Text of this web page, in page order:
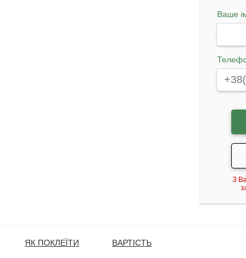
Ваше
З
ЯК ПОКЛЕЇТИ ВАРТІСТЬ